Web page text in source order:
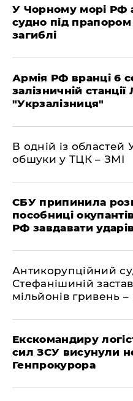
У Чорному морі РФ
судно під прапором
загиблі
Армія РФ вранці 6
залізничній
"Укрзалізниця"
В одній із областей
обшуки у ТЦК – ЗМІ
СБУ припинила
пособниці
РФ завдавати
Антикорупційний
Стефанішиній
мільйонів гривень
Екскомандиру
сил ЗСУ висунули
Генпрокурора